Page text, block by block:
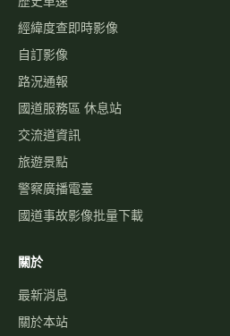
經緯度查即時影像
自訂影像
路況通報
國道服務區 休息站
交流道資訊
旅遊景點
警察廣播電臺
國道事故影像批量下載
關於
最新消息
關於本站